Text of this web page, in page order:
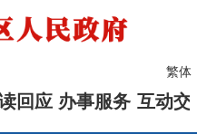
繁体
回应 办事服务 互动交